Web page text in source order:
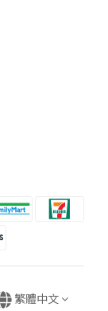
繁體中文